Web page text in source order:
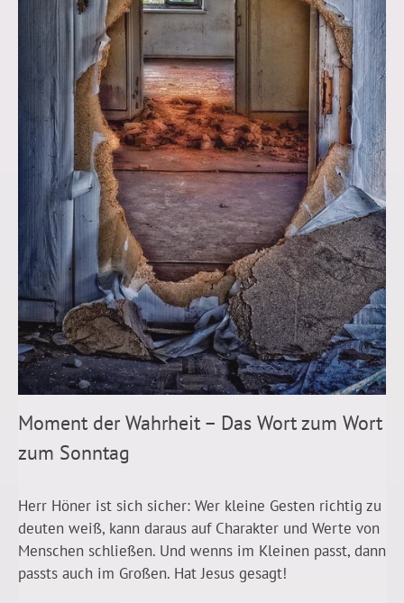
Moment der Wahrheit – Das Wort zum Wort
zum Sonntag
Herr Höner ist sich sicher: Wer kleine Gesten richtig zu
deuten weiß, kann daraus auf Charakter und Werte von
Menschen schließen. Und wenns im Kleinen passt, dann
passts auch im Großen. Hat Jesus gesagt!